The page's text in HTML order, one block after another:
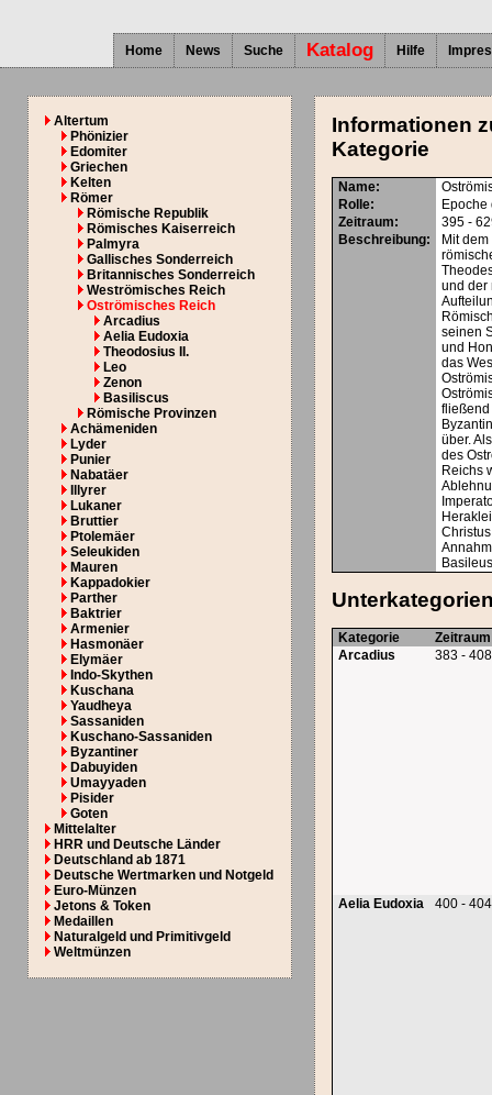
Home News Suche Katalog Hilfe
Altertum
Phönizier
Edomiter
Griechen
Kelten
Römer
Römische Republik
Römisches Kaiserreich
Palmyra
Gallisches Sonderreich
Britannisches Sonderreich
Weströmisches Reich
Oströmisches Reich
Arcadius
Aelia Eudoxia
Theodosius II.
Leo
Zenon
Basiliscus
Römische Provinzen
Achämeniden
Lyder
Punier
Nabatäer
Illyrer
Lukaner
Bruttier
Ptolemäer
Seleukiden
Mauren
Kappadokier
Parther
Baktrier
Armenier
Hasmonäer
Elymäer
Indo-Skythen
Kuschana
Yaudheya
Sassaniden
Kuschano-Sassaniden
Byzantiner
Dabuyiden
Umayyaden
Pisider
Goten
Mittelalter
HRR und Deutsche Länder
Deutschland ab 1871
Deutsche Wertmarken und Notgeld
Euro-Münzen
Jetons & Token
Medaillen
Naturalgeld und Primitivgeld
Weltmünzen
Informationen
Kategorie
Name:
Rolle:
Epoche
Zeitraum:
395 -
Beschreibung:
Mit
und der
seinen
und
das
über.
des
Reichs
Kategorie
Zeitraum
Arcadius
383 - 408
Aelia Eudoxia 400 - 404